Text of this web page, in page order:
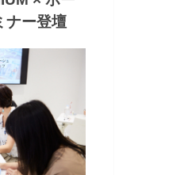
ナー登壇